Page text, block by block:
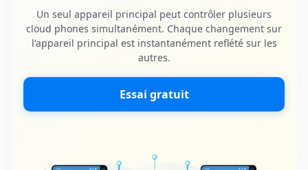
Un seul appareil principal peut contrôler plusieurs
cloud phones simultanément. Chaque changement sur
l'appareil principal est instantanément reflété sur les
autres.
Essai gratuit